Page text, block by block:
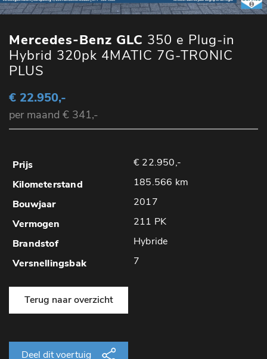
Mercedes-Benz GLC 350 e Plug-in
Hybrid 320pk 4MATIC 7G-TRONIC
PLUS
€ 22.950,-
per maand € 341,-
€ 22.950,-
185.566 km
2017
211 PK
Hybride
7
Terug naar overzicht
Deel dit voertuig